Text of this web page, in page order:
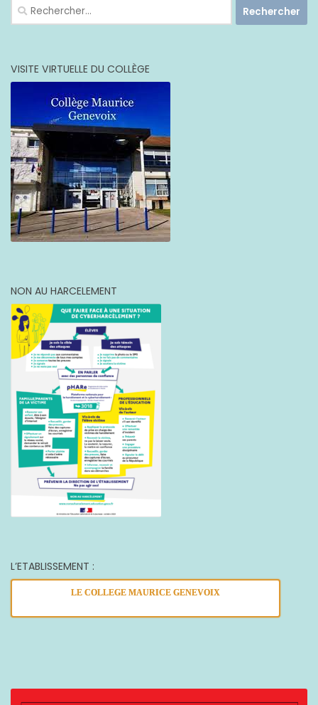
Rechercher :
VISITE VIRTUELLE DU COLLÈGE
NON AU HARCELEMENT
L’ETABLISSEMENT :
LE COLLEGE MAURICE GENEVOIX